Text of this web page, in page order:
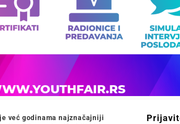
već godinama najznačajniji